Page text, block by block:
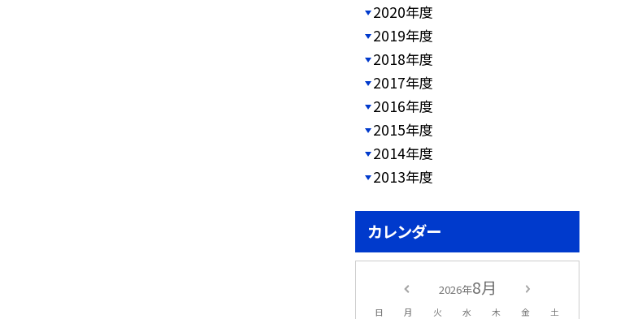
2020年度
2019年度
2018年度
2017年度
2016年度
2015年度
2014年度
2013年度
カレンダー
2026年8月
日 月 火 水 木 金 土